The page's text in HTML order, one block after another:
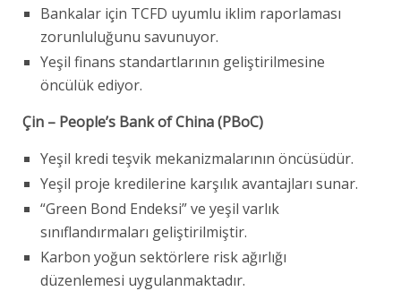
Bankalar için TCFD uyumlu iklim raporlaması
zorunluluğunu savunuyor.
Yeşil finans standartlarının geliştirilmesine
öncülük ediyor.
Çin – People’s Bank of China (PBoC)
Yeşil kredi teşvik mekanizmalarının öncüsüdür.
Yeşil proje kredilerine karşılık avantajları sunar.
“Green Bond Endeksi” ve yeşil varlık
sınıflandırmaları geliştirilmiştir.
Karbon yoğun sektörlere risk ağırlığı
düzenlemesi uygulanmaktadır.